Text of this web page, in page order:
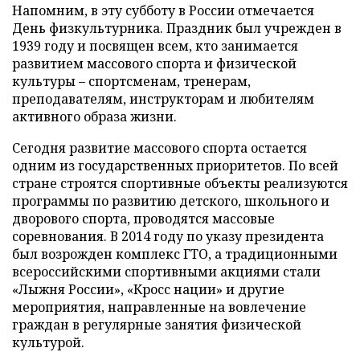
Напомним, в эту субботу в России отмечается
День физкультурника. Праздник был учрежден в
1939 году и посвящен всем, кто занимается
развитием массового спорта и физической
культуры – спортсменам, тренерам,
преподавателям, инструкторам и любителям
активного образа жизни.
Сегодня развитие массового спорта остается
одним из государственных приоритетов. По всей
стране строятся спортивные объекты реализуются
программы по развитию детского, школьного и
дворового спорта, проводятся массовые
соревнования. В 2014 году по указу президента
был возрожден комплекс ГТО, а традиционными
всероссийскими спортивными акциями стали
«Лыжня России», «Кросс нации» и другие
мероприятия, направленные на вовлечение
граждан в регулярные занятия физической
культурой.